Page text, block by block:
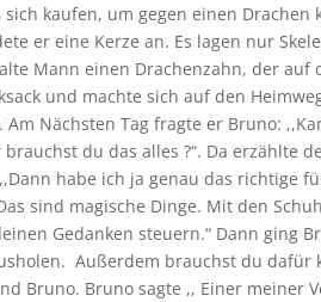
kaufen, um gegen einen
er eine Kerze an. Es lagen nur
Mann einen Drachenzahn, der
und machte sich auf den
Nächsten Tag fragte er Bruno:
brauchst du das alles ?“. Da
habe ich ja genau das richtige
sind magische Dinge. Mit den
Gedanken steuern.“ Dann ging
Außerdem brauchst du dafür
Bruno. Bruno sagte ,, Einer